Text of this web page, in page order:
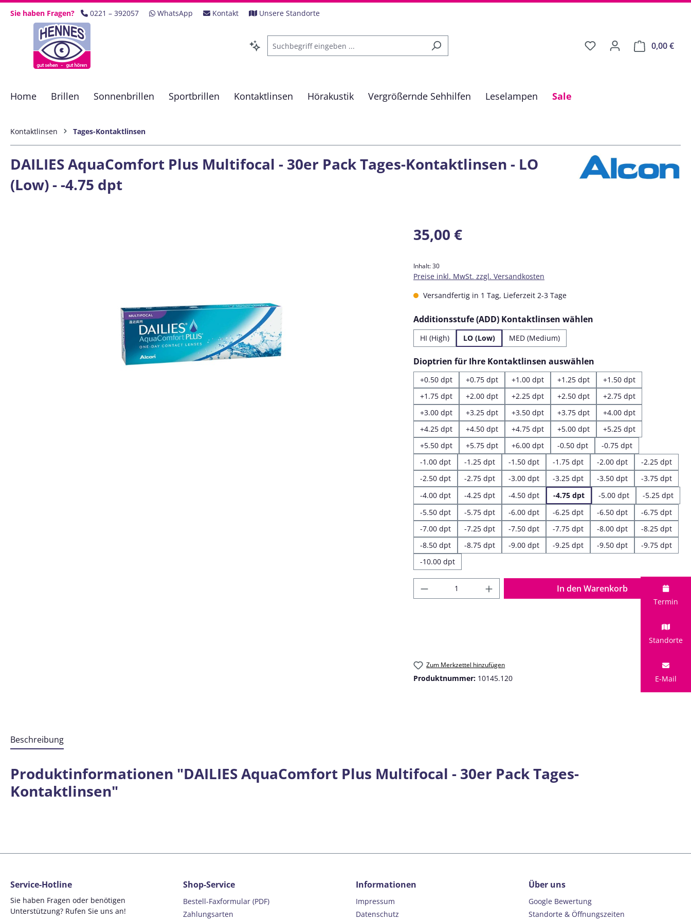
Hauptinhalt springen
Zur Suche springen
Zur Hauptnavigation springen
Sie haben Fragen? 0221 – 392057 WhatsApp Kontakt Unsere Standorte
0,00 €
Home Brillen Sonnenbrillen Sportbrillen Kontaktlinsen Hörakustik Vergrößernde Sehhilfen Leselampen Sale
Kontaktlinsen Tages-Kontaktlinsen
DAILIES AquaComfort Plus Multifocal - 30er Pack Tages-Kontaktlinsen - LO
(Low) - -4.75 dpt
Regulärer Preis:
35,00 €
Inhalt:30
Preise inkl. MwSt. zzgl. Versandkosten
Versandfertig in 1 Tag, Lieferzeit 2-3 Tage
Additionsstufe (ADD) Kontaktlinsen wählen
HI (High) LO (Low) MED (Medium)
Dioptrien für Ihre Kontaktlinsen auswählen
+0.50 dpt +0.75 dpt +1.00 dpt +1.25 dpt
+1.50 dpt
+1.75 dpt
+2.00 dpt +2.25 dpt +2.50 dpt
+2.75 dpt
+3.00 dpt
+3.25 dpt +3.50 dpt +3.75 dpt
+4.00 dpt
+4.25 dpt
+4.50 dpt +4.75 dpt +5.00 dpt
+5.25 dpt
+5.50 dpt
+5.75 dpt +6.00 dpt -0.50 dpt
-0.75 dpt
-1.00 dpt
-1.25 dpt -1.50 dpt -1.75 dpt -2.00 dpt
-2.25 dpt
-2.50 dpt
-2.75 dpt -3.00 dpt -3.25 dpt -3.50 dpt
-3.75 dpt
-4.00 dpt
-4.25 dpt -4.50 dpt -4.75 dpt -5.00 dpt
-5.25 dpt
-5.50 dpt
-5.75 dpt -6.00 dpt -6.25 dpt -6.50 dpt
-6.75 dpt
-7.00 dpt
-7.25 dpt -7.50 dpt -7.75 dpt -8.00 dpt
-8.25 dpt
-8.50 dpt
-8.75 dpt -9.00 dpt -9.25 dpt -9.50 dpt
-9.75 dpt
-10.00 dpt
Produkt Anzahl: Gib den gewünschten Wert
In den Warenkorb
Zum Merkzettel hinzufügen
Produktnummer: 10145.120
Beschreibung
Produktinformationen "DAILIES AquaComfort Plus Multifocal - 30er Pack Tages-
Kontaktlinsen"
Termin
Standorte
E-Mail
Service-Hotline
Sie haben Fragen oder benötigen
Unterstützung? Rufen Sie uns an!
Shop-Service
Bestell-Faxformular (PDF)
Zahlungsarten
Informationen
Impressum
Datenschutz
Über uns
Google Bewertung
Standorte & Öffnungszeiten